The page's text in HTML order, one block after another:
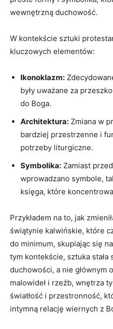
wewnętrzną duchowość.
W kontekście sztuki
kluczowych elementów:
Ikonoklazm:
były uważane za
do Boga.
Architektura: Zmiana w
bardziej przestrzenne i
potrzeby liturgiczne.
Symbolika: Zamiast
wprowadzano symbole,
księga, które
Przykładem na to, jak
świątynie kalwińskie, które
do minimum, skupiając się
tym kontekście, sztuka stała
duchowości, a nie głównym
malowideł i rzeźb, wnętrza
światłość i przestronność,
intymną relację wiernych z